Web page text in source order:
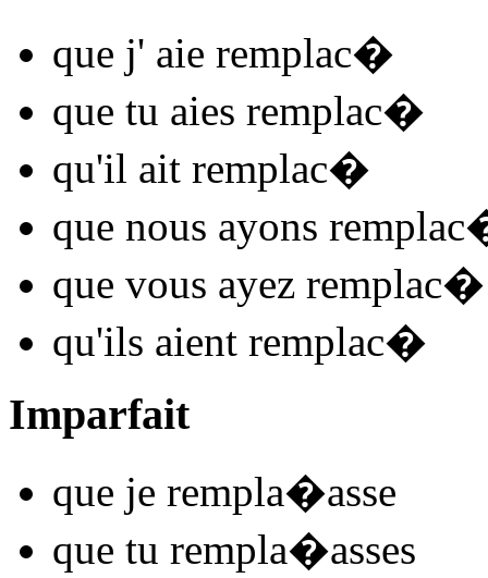
que j' aie remplac�
que tu aies remplac�
qu'il ait remplac�
que nous ayons remplac
que vous ayez remplac�
qu'ils aient remplac�
Imparfait
que je rempla�asse
que tu rempla�asses